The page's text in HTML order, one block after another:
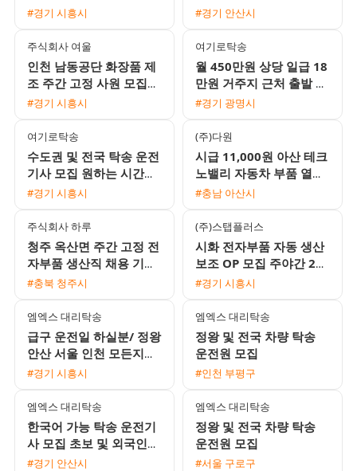
손조립 모집 통근지원 및
#경기 시흥시
원 모집 근무요일 선택 가
#경기 안산시
주식회사 여울
인천 남동공단 화장품 제
조 주간 고정 사원 모집
일당 주급 월급 선택 가능
#경기 시흥시
여기로탁송
월 450만원 상당 일급 18
만원 거주지 근처 출발 탁
송 운전기사 모집 외국인
#경기 광명시
여기로탁송
수도권 및 전국 탁송 운전
기사 모집 원하는 시간에
자유롭게 근무하고 일급
#경기 시흥시
(주)다원
시급 11,000원 아산 테크
노밸리 자동차 부품 열처
리 채용 / 초보 동반 가능
#충남 아산시
주식회사 하루
청주 옥산면 주간 고정 전
자부품 생산직 채용 기숙
사 및 삼식 제공 초보자
#충북 청주시
(주)스탭플러스
시화 전자부품 자동 생산
보조 OP 모집 주야간 2주
교대 통근버스 운행
#경기 시흥시
엠엑스 대리탁송
급구 운전일 하실분/ 정왕
안산 서울 인천 모든지역
가능
#경기 시흥시
엠엑스 대리탁송
정왕 및 전국 차량 탁송
운전원 모집
#인천 부평구
엠엑스 대리탁송
한국어 가능 탁송 운전기
사 모집 초보 및 외국인
환영
#경기 안산시
엠엑스 대리탁송
정왕 및 전국 차량 탁송
운전원 모집
#서울 구로구